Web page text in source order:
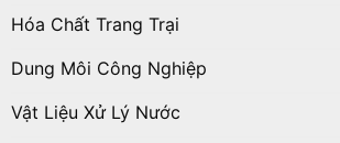
Hóa Chất Trang Trại
Dung Môi Công Nghiệp
Vật Liệu Xử Lý Nước